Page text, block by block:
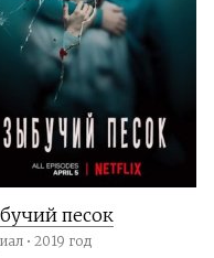
песок
• 2019 год